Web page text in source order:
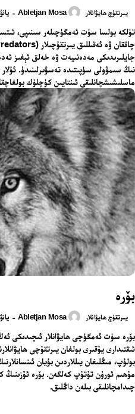
يىرتقۇچ ھايۋانلار Abletjan Mosa
- يانۋار
تۈلكە بولسا سۈت ئەمگۈچىلەر سىنىپى،
جايلىرىدىكى مەدەنىيەت ۋە خەلق ئېغىز
نىڭ سىمۋولى سۈپىتىدە تەسۋىرلىنىدۇ. ئۇلار
ماسلىشىشچانلىقى ئىنتايىن كۈچلۈك
بۆرە
يىرتقۇچ ھايۋانلار Abletjan Mosa
- يانۋار
بۆرە سۈت ئەمگۈچى ھايۋانلار ئىچىدىكى
ئىقتىدارى يۇقىرى بولغان يىرتقۇچى
بولۇپ، مىڭلىغان يىللاردىن بۇيان
مۇھىم ئورۇن تۇتۇپ كەلگەن. بۆرە
چىدامچانلىقى بىلەن داڭلىق.